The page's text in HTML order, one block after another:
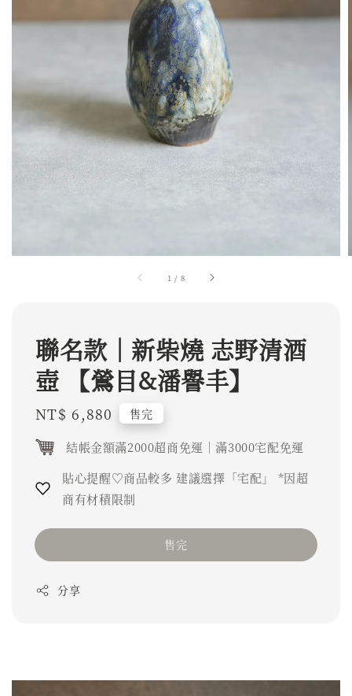
1 / 8
聯名款｜新柴燒 志野清酒
壺 【鶯目&潘譽丰】
Regular
price
NT$ 6,880 售完
結帳金額滿2000超商免運｜滿3000宅配免運
貼心提醒♡商品較多 建議選擇「宅配」 *因超
商有材積限制
售完
分享